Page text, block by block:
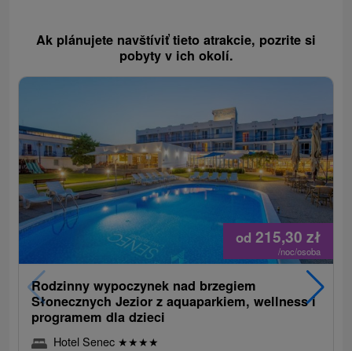
Ak plánujete navštíviť tieto atrakcie, pozrite si
pobyty v ich okolí.
od 215,30zł
/noc/osoba
Rodzinny wypoczynek nad brzegiem
Słonecznych Jezior z aquaparkiem, wellness i
programem dla dzieci
Hotel Senec ★★★★